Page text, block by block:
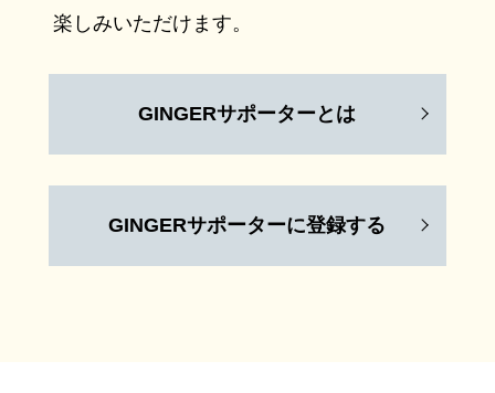
楽しみいただけます。
GINGERサポーターとは
GINGERサポーターに登録する